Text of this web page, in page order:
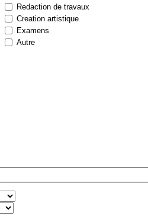
Redaction de travaux
Creation artistique
Examens
Autre